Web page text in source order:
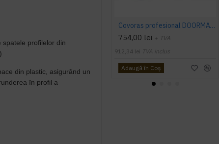
profilelor din
din plastic, asigurând un
în profil a
Covoras profesional DOORMAT 22 RB (cauciuc si perie)
754,00 lei + TVA
912,34 lei TVA inclus
Adaugă în Coş